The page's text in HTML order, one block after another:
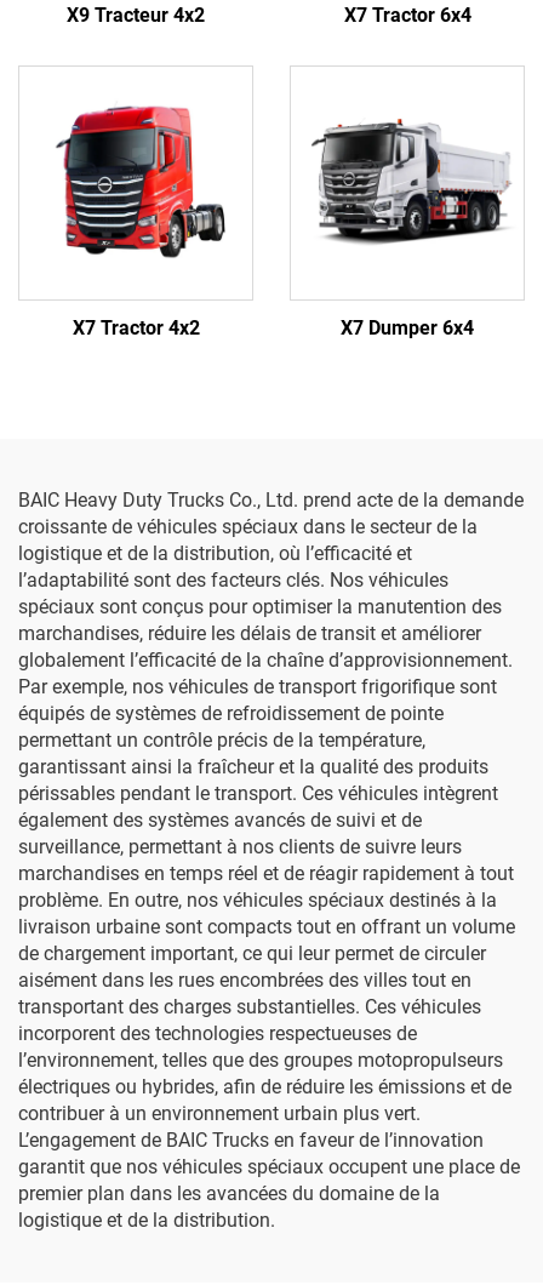
X9 Tracteur 4x2 X7 Tractor 6x4
X7 Tractor 4x2 X7 Dumper 6x4
BAIC Heavy Duty Trucks Co., Ltd. prend acte de la demande
croissante de véhicules spéciaux dans le secteur de la
logistique et de la distribution, où l’efficacité et
l’adaptabilité sont des facteurs clés. Nos véhicules
spéciaux sont conçus pour optimiser la manutention des
marchandises, réduire les délais de transit et améliorer
globalement l’efficacité de la chaîne d’approvisionnement.
Par exemple, nos véhicules de transport frigorifique sont
équipés de systèmes de refroidissement de pointe
permettant un contrôle précis de la température,
garantissant ainsi la fraîcheur et la qualité des produits
périssables pendant le transport. Ces véhicules intègrent
également des systèmes avancés de suivi et de
surveillance, permettant à nos clients de suivre leurs
marchandises en temps réel et de réagir rapidement à tout
problème. En outre, nos véhicules spéciaux destinés à la
livraison urbaine sont compacts tout en offrant un volume
de chargement important, ce qui leur permet de circuler
aisément dans les rues encombrées des villes tout en
transportant des charges substantielles. Ces véhicules
incorporent des technologies respectueuses de
l’environnement, telles que des groupes motopropulseurs
électriques ou hybrides, afin de réduire les émissions et de
contribuer à un environnement urbain plus vert.
L’engagement de BAIC Trucks en faveur de l’innovation
garantit que nos véhicules spéciaux occupent une place de
premier plan dans les avancées du domaine de la
logistique et de la distribution.